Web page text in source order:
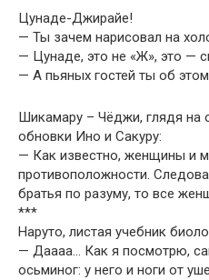
Цунаде-Джирайе!
— Ты зачем нарисовал на
— Цунаде, это не «Ж», это —
— А пьяных гостей ты об
Шикамару – Чёджи, глядя
обновки Ино и Сакуру:
— Как известно, женщины и
противоположности.
братья по разуму, то все
***
Наруто, листая учебник
— Даааа… Как я посмотрю,
осьминог: у него и ноги от